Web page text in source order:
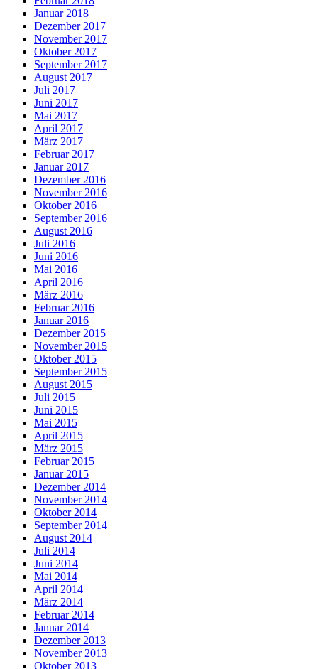
Januar 2018
Dezember 2017
November 2017
Oktober 2017
September 2017
August 2017
Juli 2017
Juni 2017
Mai 2017
April 2017
März 2017
Februar 2017
Januar 2017
Dezember 2016
November 2016
Oktober 2016
September 2016
August 2016
Juli 2016
Juni 2016
Mai 2016
April 2016
März 2016
Februar 2016
Januar 2016
Dezember 2015
November 2015
Oktober 2015
September 2015
August 2015
Juli 2015
Juni 2015
Mai 2015
April 2015
März 2015
Februar 2015
Januar 2015
Dezember 2014
November 2014
Oktober 2014
September 2014
August 2014
Juli 2014
Juni 2014
Mai 2014
April 2014
März 2014
Februar 2014
Januar 2014
Dezember 2013
November 2013
Oktober 2013